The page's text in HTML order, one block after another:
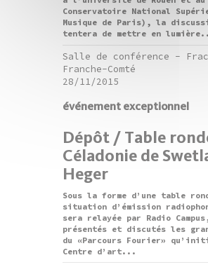
Conservatoire National
Musique de Paris), la
tentera de mettre en
Salle de conférence - Frac
Franche-Comté
28/11/2015
événement exceptionnel
Dépôt / Table
Céladonie de
Heger
Sous la forme d’une table
situation d’émission
sera relayée par Radio
présentés et discutés les
du «Parcours Fourier»
Centre d’art...